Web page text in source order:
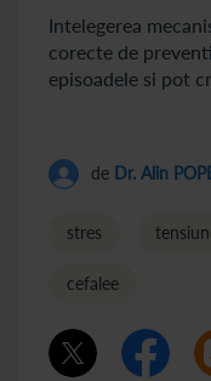
Intelegerea
corecte de
episoadele si pot
de Dr. Alin
stres
cefalee